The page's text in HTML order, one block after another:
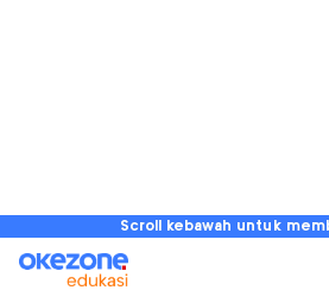
Scroll kebawah untuk